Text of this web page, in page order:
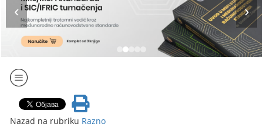
Nazad na rubriku Razno